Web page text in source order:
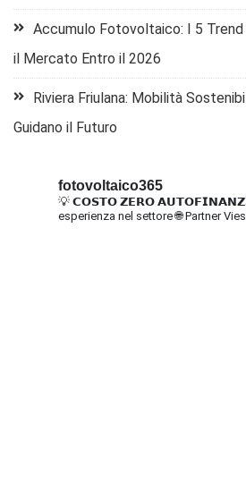
Accumulo Fotovoltaico: I 5 Trend
il Mercato Entro il 2026
Riviera Friulana: Mobilità
Guidano il Futuro
fotovoltaico365
💡 𝗖𝗢𝗦𝗧𝗢 𝗭𝗘𝗥𝗢
esperienza nel settore🌐 Partner